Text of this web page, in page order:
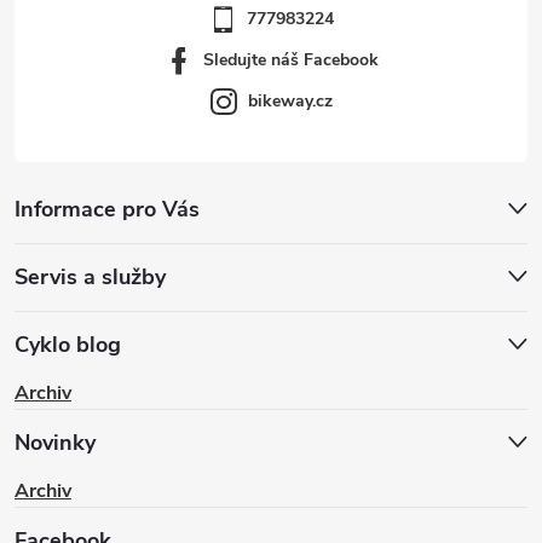
777983224
Sledujte náš Facebook
bikeway.cz
Informace pro Vás
Servis a služby
Cyklo blog
Archiv
Novinky
Archiv